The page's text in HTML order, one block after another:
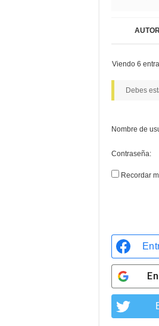
Viendo 6
Debes
Nombre de
Contraseña:
Recordar